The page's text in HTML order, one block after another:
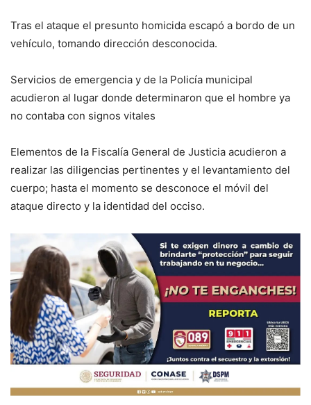
Tras el ataque el presunto homicida escapó a bordo de un
vehículo, tomando dirección desconocida.
Servicios de emergencia y de la Policía municipal
acudieron al lugar donde determinaron que el hombre ya
no contaba con signos vitales
Elementos de la Fiscalía General de Justicia acudieron a
realizar las diligencias pertinentes y el levantamiento del
cuerpo; hasta el momento se desconoce el móvil del
ataque directo y la identidad del occiso.